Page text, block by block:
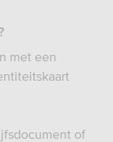
met een
of